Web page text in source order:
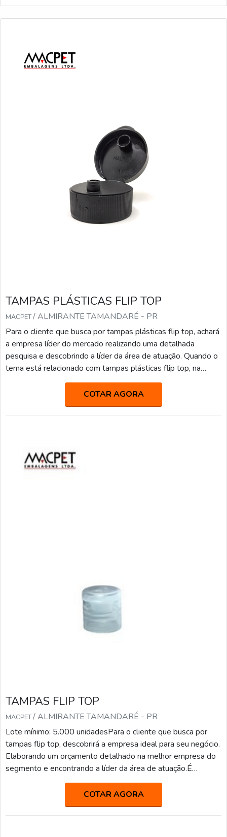
TAMPAS PLÁSTICAS FLIP TOP
MACPET/ ALMIRANTE TAMANDARÉ - PR
Para o cliente que busca por tampas plásticas flip top, achará
a empresa líder do mercado realizando uma detalhada
pesquisa e descobrindo a líder da área de atuação. Quando o
tema está relacionado com tampas plásticas flip top, na
Macpet conseguirá precisão com ótimo custo-benefício.UM
POUCO MAIS SOBRE AS TAMPAS PLÁSTICAS FLIP
TOPHá muitas maneiras eficientes de demonstrar
competência e excelência em uma área de atuação. A Macpet
COTAR AGORA
TAMPAS FLIP TOP
MACPET/ ALMIRANTE TAMANDARÉ - PR
Lote mínimo: 5.000 unidadesPara o cliente que busca por
tampas flip top, descobrirá a empresa ideal para seu negócio.
Elaborando um orçamento detalhado na melhor empresa do
segmento e encontrando a líder da área de atuação.É
importante lembrar que o produto deve sempre ser adquirido
com empresas especializadas no segmento. Esse tipo de
cuidado ajuda a garantir a qualidade e durabilidade dos
materiais, além de evitar prejuízos com substi...
COTAR AGORA